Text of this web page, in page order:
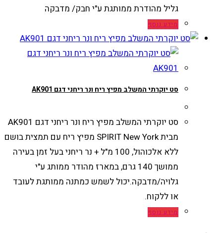
גליל מהודרת ממותגת ע"י חבק/ מדבקה
מידע נוסף
סט יוקרתי המשלב מפיץ ריח ונר ריחני דגם AK901
סט יוקרתי המשלב מפיץ ריח ונר ריחני דגם AK901
מבית SPIRIT New York מפיץ ריח עם תמצית בושם
ללא אלכוהול, 100 מ"ל + נר ריחני בעל זמן בעירה
ממושך 140 גרם, במארז מהודר ממותג ע"י
גלויה/מדבקה.יכול לשמש כמתנה ממותגת לעובד
או ללקוח.
מידע נוסף